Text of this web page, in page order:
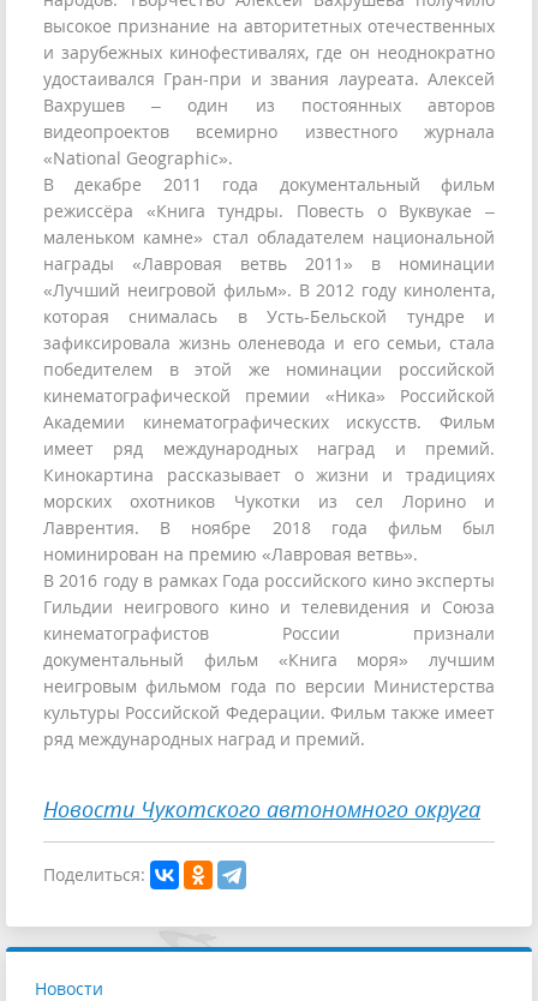
высокое признание на авторитетных отечественных
и зарубежных кинофестивалях, где он неоднократно
удостаивался Гран-при и звания лауреата. Алексей
Вахрушев – один из постоянных авторов
видеопроектов всемирно известного журнала
«National Geographic».
В декабре 2011 года документальный фильм
режиссёра «Книга тундры. Повесть о Вуквукае –
маленьком камне» стал обладателем национальной
награды «Лавровая ветвь 2011» в номинации
«Лучший неигровой фильм». В 2012 году кинолента,
которая снималась в Усть-Бельской тундре и
зафиксировала жизнь оленевода и его семьи, стала
победителем в этой же номинации российской
кинематографической премии «Ника» Российской
Академии кинематографических искусств. Фильм
имеет ряд международных наград и премий.
Кинокартина рассказывает о жизни и традициях
морских охотников Чукотки из сел Лорино и
Лаврентия. В ноябре 2018 года фильм был
номинирован на премию «Лавровая ветвь».
В 2016 году в рамках Года российского кино эксперты
Гильдии неигрового кино и телевидения и Союза
кинематографистов России признали
документальный фильм «Книга моря» лучшим
неигровым фильмом года по версии Министерства
культуры Российской Федерации. Фильм также имеет
ряд международных наград и премий.
Новости Чукотского автономного округа
Поделиться:
Новости